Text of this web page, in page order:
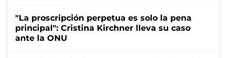
"La proscripción perpetua es solo la pena
principal": Cristina Kirchner lleva su caso
ante la ONU